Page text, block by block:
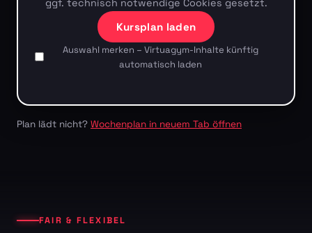
ggf. technisch notwendige Cookies gesetzt.
Kursplan laden
Auswahl merken – Virtuagym-Inhalte künftig
automatisch laden
Plan lädt nicht? Wochenplan in neuem Tab öffnen
FAIR & FLEXIBEL